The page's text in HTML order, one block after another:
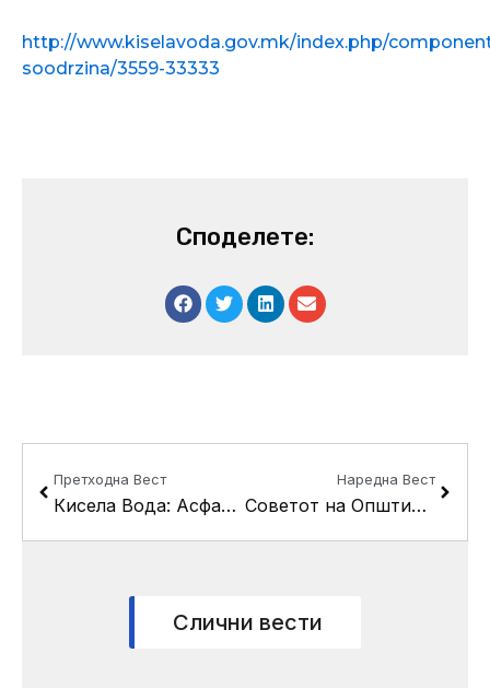
http://www.kiselavoda.gov.mk/index.php/
soodrzina/3559-33333
Споделете:
Претходна Вест
Кисела Вода: Асфалтирање и партерно уредување на ул. “Козјак”
Наредна Вест
Советот на Општина Кисела Вода ќе ја одржи дваесет и втората пленарна седница
Слични вести